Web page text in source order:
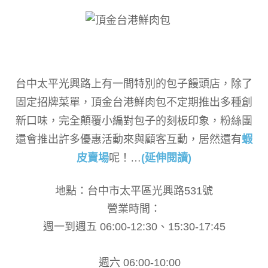
台中太平光興路上有一間特別的包子饅頭店，除了
固定招牌菜單，頂金台港鮮肉包不定期推出多種創
新口味，完全顛覆小編對包子的刻板印象，粉絲團
還會推出許多優惠活動來與顧客互動，居然還有蝦
皮賣場呢！ …(延伸閱讀)
地點：台中市太平區光興路531號
營業時間：
週一到週五 06:00-12:30、15:30-17:45
週六 06:00-10:00